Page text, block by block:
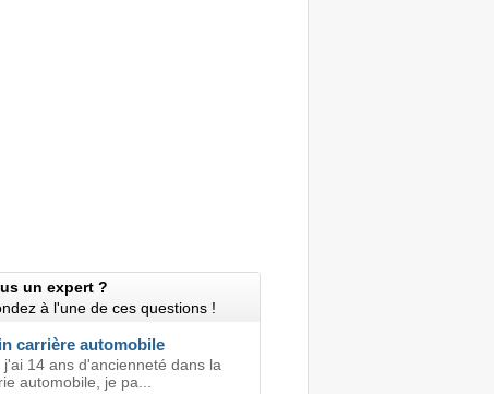
un expert ?
à l'une de ces questions !
carrière automobile
j'ai 14 ans d'ancienneté dans la
automobile, je pa...